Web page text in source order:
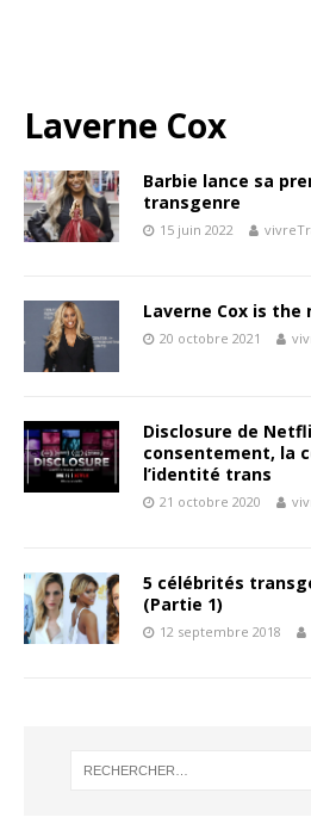
Laverne Cox
Barbie lance sa
transgenre
15 juin 2022
Laverne Cox is
20 octobre 2021
Disclosure de
consentement, la
l’identité trans
21 octobre 2020
5 célébrités
(Partie 1)
12 septembre 2018